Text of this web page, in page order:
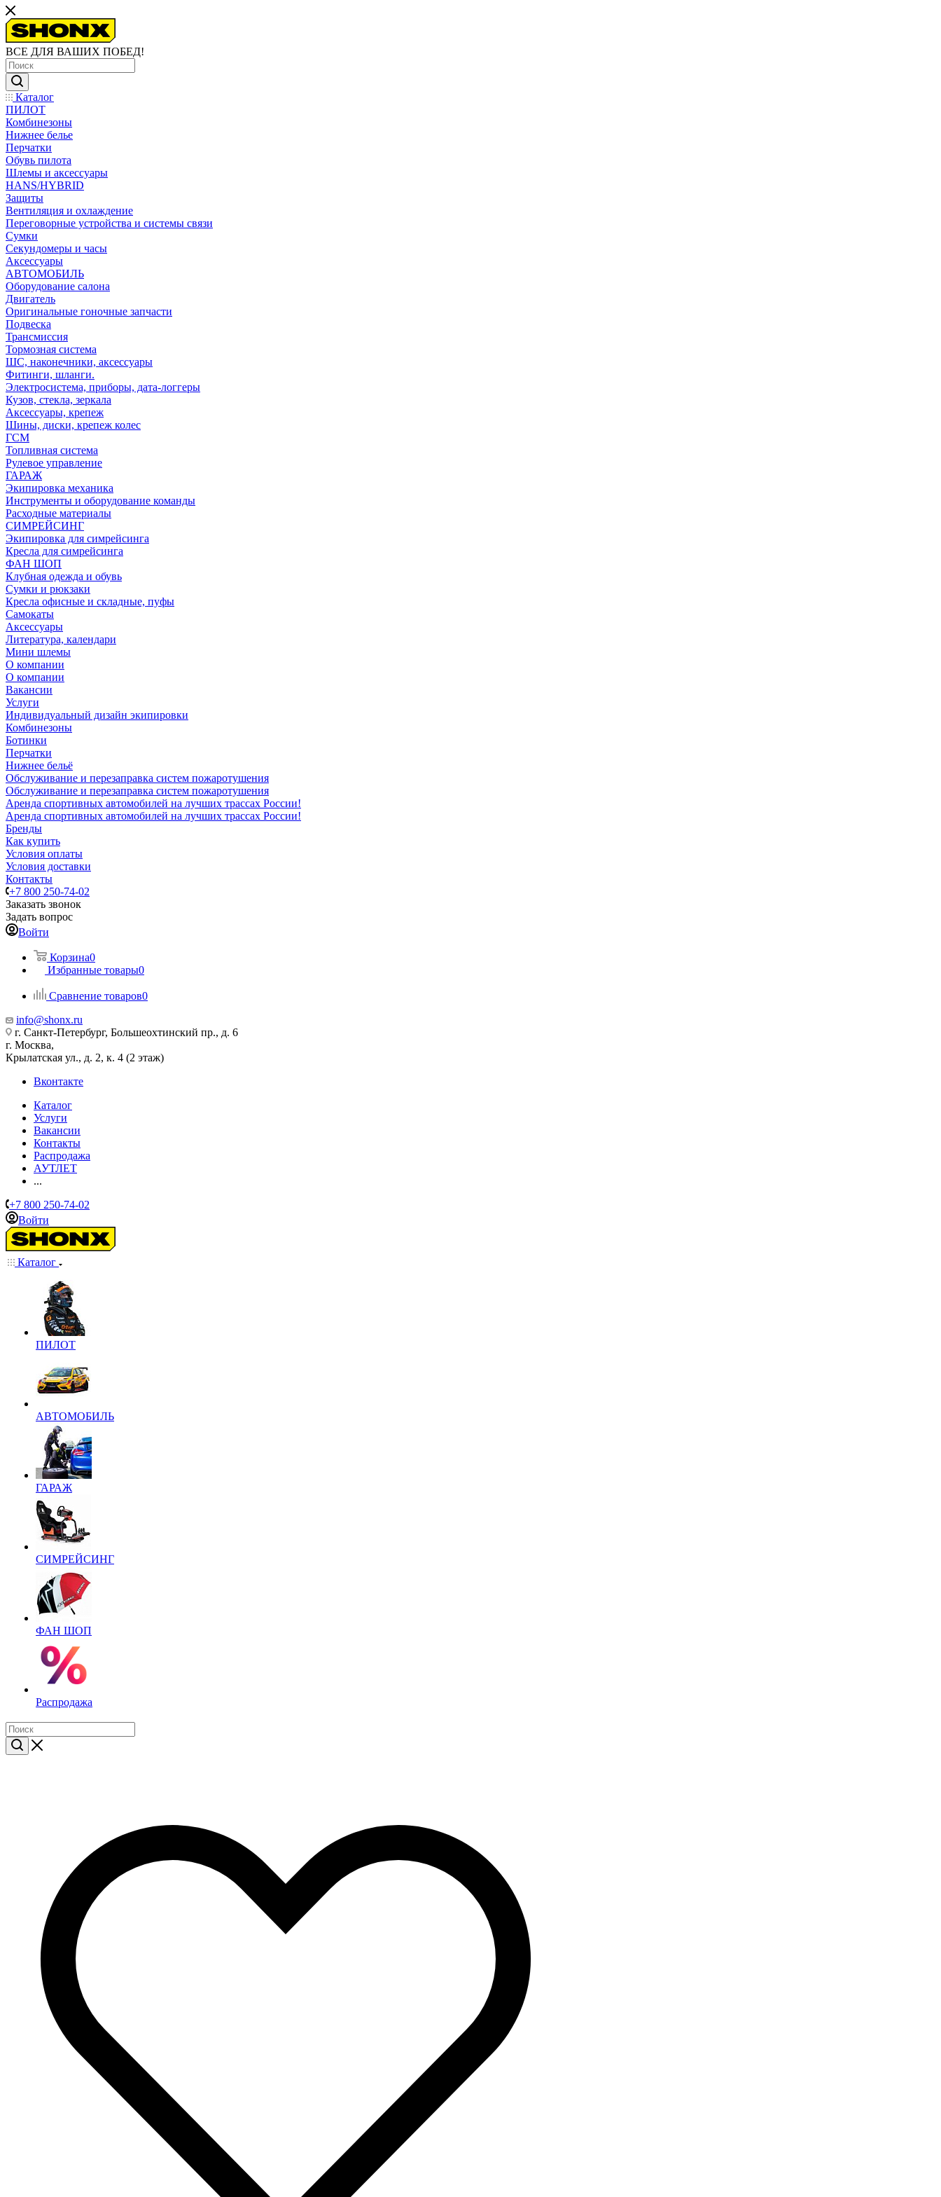
ВСЕ ДЛЯ ВАШИХ ПОБЕД!
Каталог
ПИЛОТ
Комбинезоны
Нижнее белье
Перчатки
Обувь пилота
Шлемы и аксессуары
HANS/HYBRID
Защиты
Вентиляция и охлаждение
Переговорные устройства и системы связи
Сумки
Секундомеры и часы
Аксессуары
АВТОМОБИЛЬ
Оборудование салона
Двигатель
Оригинальные гоночные запчасти
Подвеска
Трансмиссия
Тормозная система
ШС, наконечники, аксессуары
Фитинги, шланги.
Электросистема, приборы, дата-логгеры
Кузов, стекла, зеркала
Аксессуары, крепеж
Шины, диски, крепеж колес
ГСМ
Топливная система
Рулевое управление
ГАРАЖ
Экипировка механика
Инструменты и оборудование команды
Расходные материалы
СИМРЕЙСИНГ
Экипировка для симрейсинга
Кресла для симрейсинга
ФАН ШОП
Клубная одежда и обувь
Сумки и рюкзаки
Кресла офисные и складные, пуфы
Самокаты
Аксессуары
Литература, календари
Мини шлемы
О компании
О компании
Вакансии
Услуги
Индивидуальный дизайн экипировки
Комбинезоны
Ботинки
Перчатки
Нижнее бельё
Обслуживание и перезаправка систем пожаротушения
Обслуживание и перезаправка систем пожаротушения
Аренда спортивных автомобилей на лучших трассах России!
Аренда спортивных автомобилей на лучших трассах России!
Бренды
Как купить
Условия оплаты
Условия доставки
Контакты
+7 800 250-74-02
Заказать звонок
Задать вопрос
Войти
Корзина0
Избранные товары0
Сравнение товаров0
info@shonx.ru
г. Санкт-Петербург, Большеохтинский пр., д. 6
г. Москва,
Крылатская ул., д. 2, к. 4 (2 этаж)
Вконтакте
Каталог
Услуги
Вакансии
Контакты
Распродажа
АУТЛЕТ
...
+7 800 250-74-02
Войти
Каталог
ПИЛОТ
АВТОМОБИЛЬ
ГАРАЖ
СИМРЕЙСИНГ
ФАН ШОП
Распродажа